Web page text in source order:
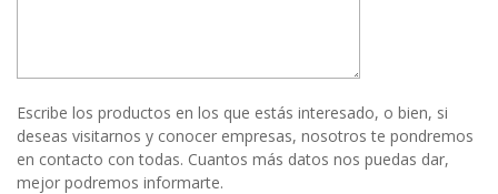
Escribe los productos en los que estás interesado, o bien, si
deseas visitarnos y conocer empresas, nosotros te pondremos
en contacto con todas. Cuantos más datos nos puedas dar,
mejor podremos informarte.